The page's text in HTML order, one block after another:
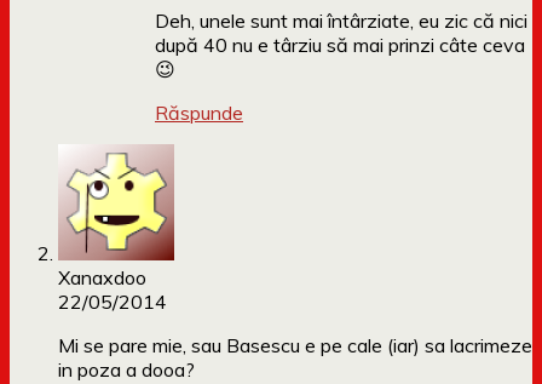
Deh, unele sunt mai întârziate, eu zic că nici
după 40 nu e târziu să mai prinzi câte ceva
😉
Răspunde
Xanaxdoo
22/05/2014
Mi se pare mie, sau Basescu e pe cale (iar) sa lacrimeze
in poza a dooa?